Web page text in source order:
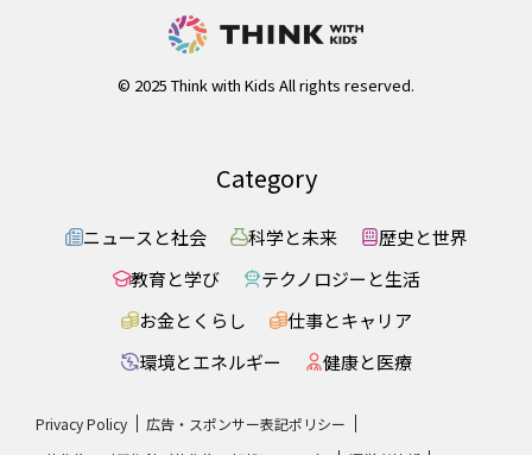
© 2025 Think with Kids All rights reserved.
Category
ニュースと社会 科学と未来
歴史と世界
教育と学び
テクノロジーと生活
お金とくらし
仕事とキャリア
環境とエネルギー
健康と医療
Privacy Policy
広告・スポンサー表記ポリシー